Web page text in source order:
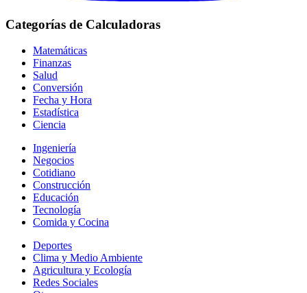
Categorías de Calculadoras
Matemáticas
Finanzas
Salud
Conversión
Fecha y Hora
Estadística
Ciencia
Ingeniería
Negocios
Cotidiano
Construcción
Educación
Tecnología
Comida y Cocina
Deportes
Clima y Medio Ambiente
Agricultura y Ecología
Redes Sociales